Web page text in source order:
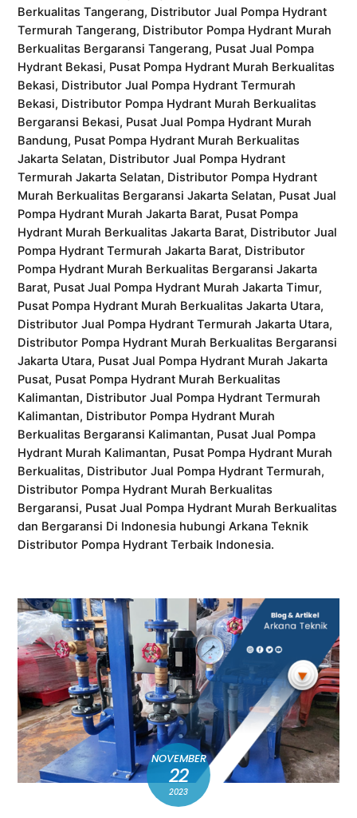
Berkualitas Tangerang, Distributor Jual Pompa Hydrant
Termurah Tangerang, Distributor Pompa Hydrant Murah
Berkualitas Bergaransi Tangerang, Pusat Jual Pompa
Hydrant Bekasi, Pusat Pompa Hydrant Murah Berkualitas
Bekasi, Distributor Jual Pompa Hydrant Termurah
Bekasi, Distributor Pompa Hydrant Murah Berkualitas
Bergaransi Bekasi, Pusat Jual Pompa Hydrant Murah
Bandung, Pusat Pompa Hydrant Murah Berkualitas
Jakarta Selatan, Distributor Jual Pompa Hydrant
Termurah Jakarta Selatan, Distributor Pompa Hydrant
Murah Berkualitas Bergaransi Jakarta Selatan, Pusat Jual
Pompa Hydrant Murah Jakarta Barat, Pusat Pompa
Hydrant Murah Berkualitas Jakarta Barat, Distributor Jual
Pompa Hydrant Termurah Jakarta Barat, Distributor
Pompa Hydrant Murah Berkualitas Bergaransi Jakarta
Barat, Pusat Jual Pompa Hydrant Murah Jakarta Timur,
Pusat Pompa Hydrant Murah Berkualitas Jakarta Utara,
Distributor Jual Pompa Hydrant Termurah Jakarta Utara,
Distributor Pompa Hydrant Murah Berkualitas Bergaransi
Jakarta Utara, Pusat Jual Pompa Hydrant Murah Jakarta
Pusat, Pusat Pompa Hydrant Murah Berkualitas
Kalimantan, Distributor Jual Pompa Hydrant Termurah
Kalimantan, Distributor Pompa Hydrant Murah
Berkualitas Bergaransi Kalimantan, Pusat Jual Pompa
Hydrant Murah Kalimantan, Pusat Pompa Hydrant Murah
Berkualitas, Distributor Jual Pompa Hydrant Termurah,
Distributor Pompa Hydrant Murah Berkualitas
Bergaransi, Pusat Jual Pompa Hydrant Murah Berkualitas
dan Bergaransi Di Indonesia hubungi Arkana Teknik
Distributor Pompa Hydrant Terbaik Indonesia.
NOVEMBER
22
2023